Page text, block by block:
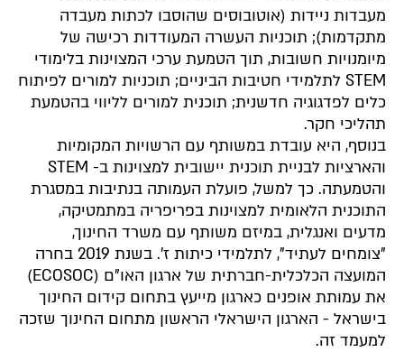
מעבדות ניידות (אוטובוסים שהוסבו לכתות מעבדה
מתקדמות); תוכניות העשרה המעודדות רכישה של
מיומנויות חשובות, תוך הטמעת ערכי המצוינות בלימודי
STEM לתלמידי חטיבות הביניים; תוכניות למורים לפיתוח
כלים לפדגוגיה חדשנית; תוכנית למורים לליווי בהטמעת
תהליכי חקר.
בנוסף, היא עובדת במשותף עם הרשויות המקומיות
והארציות לבניית תוכנית יישובית למצוינות ב- STEM
והטמעתה. כך למשל, פועלת העמותה בנתיבות במסגרת
התוכנית הלאומית למצוינות בפריפריה במתמטיקה,
מדעים ואנגלית, במיזם משותף עם משרד החינוך,
"צומחים לעתיד", לתלמידי כיתות ז'. בשנת 2019 בחרה
המועצה הכלכלית-חברתית של ארגון האו"ם (ECOSOC)
את עמותת אופנים כארגון מייעץ בתחום קידום החינוך
בישראל - הארגון הישראלי הראשון מתחום החינוך שזכה
למעמד זה.